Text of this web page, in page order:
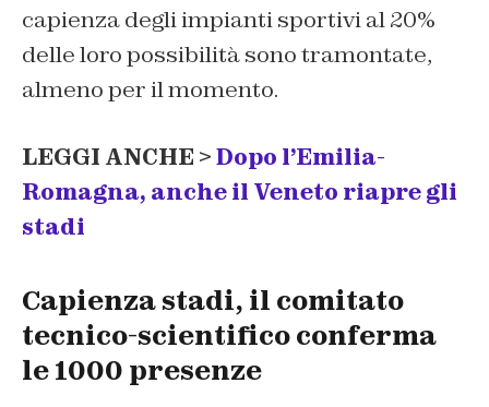
capienza degli impianti sportivi al 20%
delle loro possibilità sono tramontate,
almeno per il momento.
LEGGI ANCHE >Dopo l’Emilia-
Romagna, anche il Veneto riapre gli
stadi
Capienza stadi, il comitato
tecnico-scientifico conferma
le 1000 presenze